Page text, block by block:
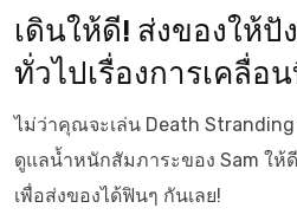
เดินให้ดี! ส่งของให้ปั
ทั่วไปเรื่องการเคลื่อ
ไม่ว่าคุณจะเล่น Death
ดูแลน้ำหนักสัมภาระของ Sam ให้
เพื่อส่งของได้ฟินๆ กันเลย!